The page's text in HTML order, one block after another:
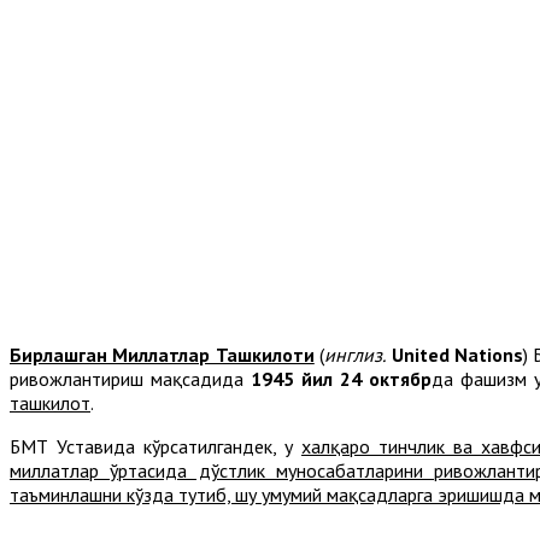
Бирлашган Миллатлар Ташкилоти (инглиз. United Nations)
ривожлантириш мақсадида 1945 йил 24 октябрда фашизм
ташкилот.
БМТ Уставида кўрсатилгандек, у халқаро тинчлик ва
миллатлар ўртасида дўстлик муносабатларини
таъминлашни кўзда тутиб, шу умумий мақсадларга эришишда